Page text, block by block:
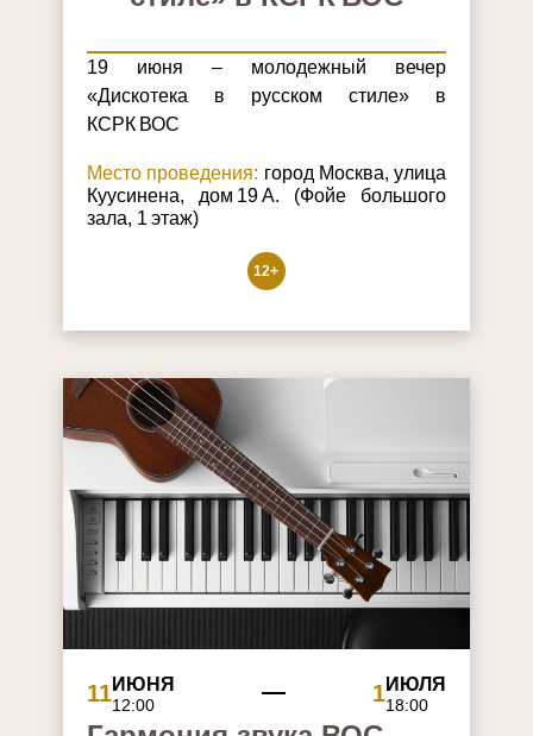
19 июня – молодежный вечер
«Дискотека в русском стиле» в
КСРК ВОС
Место проведения: город Москва, улица
Куусинена, дом 19 А. (Фойе большого
зала, 1 этаж)
12+
11ИЮНЯ
12:00 1ИЮЛЯ
18:00